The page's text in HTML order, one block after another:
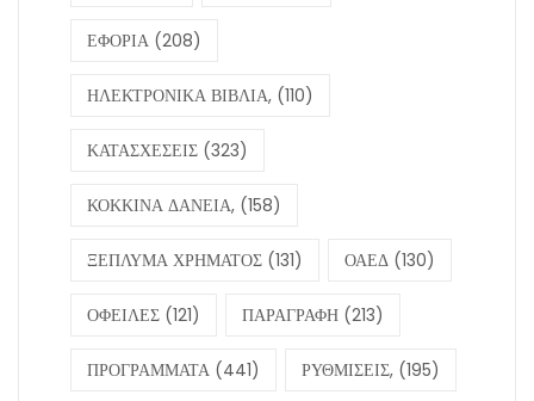
ΕΦΟΡΙΑ (208)
ΗΛΕΚΤΡΟΝΙΚΑ ΒΙΒΛΙΑ, (110)
ΚΑΤΑΣΧΕΣΕΙΣ (323)
ΚΟΚΚΙΝΑ ΔΑΝΕΙΑ, (158)
ΞΕΠΛΥΜΑ ΧΡΗΜΑΤΟΣ (131) ΟΑΕΔ (130)
ΟΦΕΙΛΕΣ (121) ΠΑΡΑΓΡΑΦΗ (213)
ΠΡΟΓΡΑΜΜΑΤΑ (441) ΡΥΘΜΙΣΕΙΣ, (195)